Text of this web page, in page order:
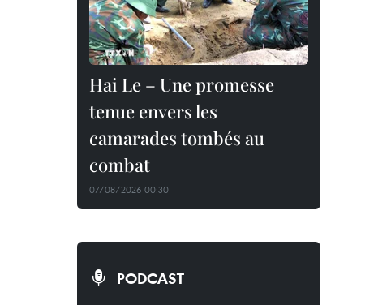
Hai Le – Une promesse
tenue envers les
camarades tombés au
combat
07/08/2026 00:30
PODCAST